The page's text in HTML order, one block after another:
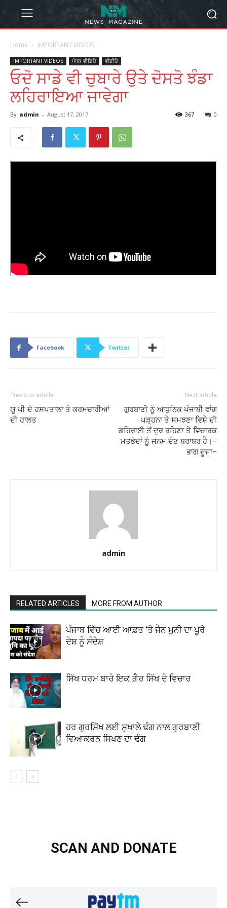
Home IMPORTANT VIDEOS
IMPORTANT VIDEOS ਪੰਥਕ ਵੀਡਿਓ ਵੀਡੀਓ
ਓਦੋ ਸਾਡੇ ਵੀ ਚੁਬਾਰੇ ਉਤੇ ਦੋਸਤੋ ਝੰਡਾ
ਲਹਿਰਾਇਆ ਜਾਵੇਗਾ
By admin - August 17, 2017 0
367
Facebook Twitter
Previous article
ਯੂ ਪੀ ਦੇ ਹਸਪਤਾਲਾ ਤੇ ਕਰਮਚਾਰੀਆਂ
ਦੀ ਹਾਲਤ
Next article
ਗੁਰਬਾਣੀ ਨੂੰ ਆਧੁਨਿਕ ਪੰਜਾਬੀ ਵਾਂਗ
ਪੜ੍ਹਨਾ ਤੇ ਸਮਝਣਾ ਵਿਸ਼ੇ ਦੀ
ਗਹਿਰਾਈ ਤੋਂ ਦੂਰ ਰਹਿਣਾ ਤੇ ਵਿਚਾਰਕ
ਮਤਭੇਦਾਂ ਨੂੰ ਜਨਮ ਦੇਣ ਬਰਾਬਰ ਹੈ।–
ਭਾਗ ਦੂਜਾ–
admin
RELATED ARTICLES MORE FROM AUTHOR
ਪੰਜਾਬ ਵਿੱਚ ਆਈ ਆਫ਼ਤ ‘ਤੇ ਜੈਨ ਮੁਨੀ ਦਾ ਪੂਰੇ
ਦੇਸ਼ ਨੂੰ ਸੰਦੇਸ਼
ਸਿੱਖ ਧਰਮ ਬਾਰੇ ਇਕ ਗ਼ੈਰ ਸਿੱਖ ਦੇ ਵਿਚਾਰ
ਹਰ ਗੁਰਸਿੱਖ ਲਈ ਸੁਖਾਲੇ ਢੰਗ ਨਾਲ ਗੁਰਬਾਣੀ
ਵਿਆਕਰਨ ਸਿਖਣ ਦਾ ਢੰਗ
SCAN AND DONATE